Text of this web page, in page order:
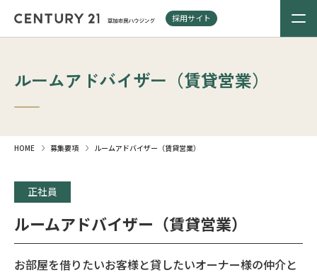
採用サイト
ルームアドバイザー（賃貸営業）
HOME 募集要項 ルームアドバイザー（賃貸営業）
正社員
ルームアドバイザー（賃貸営業）
お部屋を借りたいお客様と貸したいオーナー様の仲介と